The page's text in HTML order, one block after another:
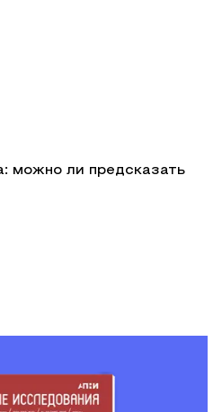
можно ли предсказать